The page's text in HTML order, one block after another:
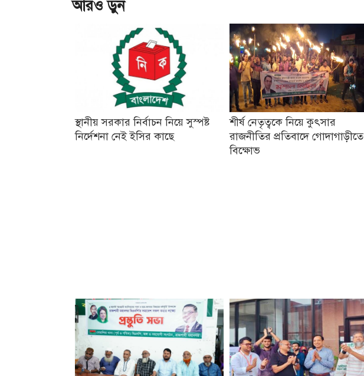
আরও ড়ুন
স্থানীয় সরকার নির্বাচন নিয়ে সুস্পষ্ট
নির্দেশনা নেই ইসির কাছে
শীর্ষ নেতৃত্বকে নিয়ে কুৎসার
রাজনীতির প্রতিবাদে গোদাগাড়ীতে
বিক্ষোভ